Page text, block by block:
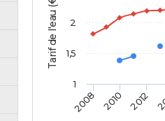
Tarif de l'eau (€/m3)
2008 2010 2012
1
1,5
2